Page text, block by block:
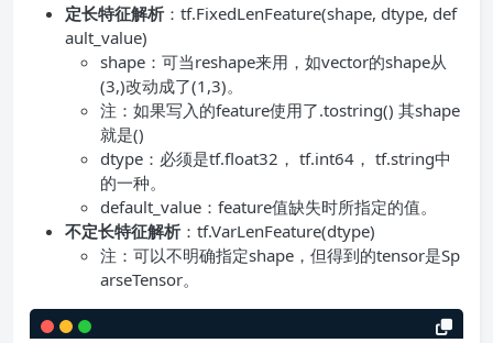
定长特征解析 ：tf.FixedLenFeature(shape, dtype, def
ault_value)
shape：可当reshape来用，如vector的shape从
(3,)改动成了(1,3)。
注：如果写入的feature使用了.tostring() 其shape
就是()
dtype：必须是tf.float32， tf.int64， tf.string中
的一种。
default_value：feature值缺失时所指定的值。
不定长特征解析 ：tf.VarLenFeature(dtype)
注：可以不明确指定shape，但得到的tensor是Sp
arseTensor。